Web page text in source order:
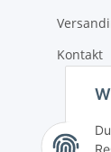
Kontakt